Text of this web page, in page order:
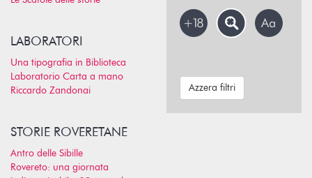
LABORATORI
Una tipografia in Biblioteca
Laboratorio Carta a mano
Riccardo Zandonai
STORIE ROVERETANE
Antro delle Sibille
Rovereto: una giornata
Azzera filtri